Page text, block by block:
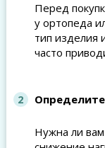
Перед
у ортопеда
тип изделия
часто
Нужна ли вам